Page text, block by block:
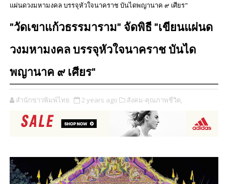
แผ่นดวงมหามงคล บรรจุหัวใจนาคราช บันไดพญานาค ๙ เศียร"
"วัดเขาแก้วธรรมาราม" จัดพิธี "เขียนแผ่นด
วงมหามงคล บรรจุหัวใจนาคราช บันได
พญานาค ๙ เศียร"
สำนักข่าวพิมพ์ไทย 2 years ago สังคม-คุณภาพชีวิต,